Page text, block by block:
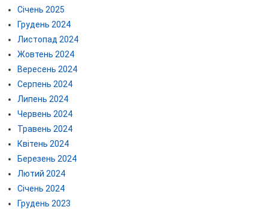
Січень 2025
Грудень 2024
Листопад 2024
Жовтень 2024
Вересень 2024
Серпень 2024
Липень 2024
Червень 2024
Травень 2024
Квітень 2024
Березень 2024
Лютий 2024
Січень 2024
Грудень 2023